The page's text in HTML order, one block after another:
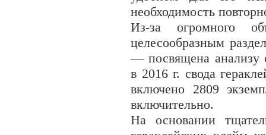
необходимость
Из-за огромного
целесообразным
— посвящена анализу
в 2016 г. свода
включено 2809
включительно.
На основании